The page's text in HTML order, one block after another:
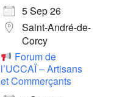
5 Sep 26
Saint-André-de-
Corcy
Forum de
l’UCCAÏ – Artisans
et Commerçants